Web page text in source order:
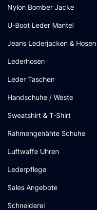
Nylon Bomber Jacke
U-Boot Leder Mantel
Jeans Lederjacken & Hosen
Lederhosen
Leder Taschen
Handschuhe / Weste
Sweatshirt & T-Shirt
Rahmengenähte Schuhe
Luftwaffe Uhren
Lederpflege
Sales Angebote
Schneiderei